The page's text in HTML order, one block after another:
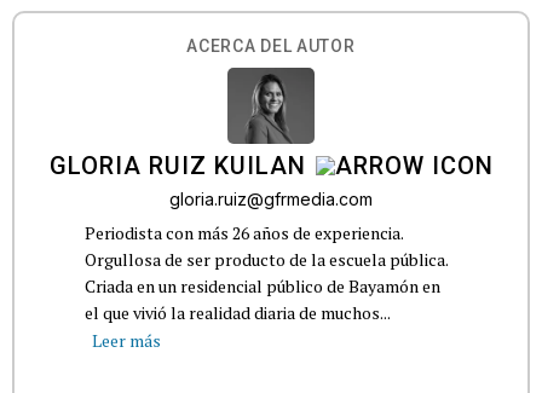
ACERCA DEL AUTOR
GLORIA RUIZ KUILAN
gloria.ruiz@gfrmedia.com
Periodista con más 26 años de experiencia.
Orgullosa de ser producto de la escuela pública.
Criada en un residencial público de Bayamón en
el que vivió la realidad diaria de muchos...
Leer más